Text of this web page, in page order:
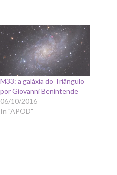
M33: a galáxia do Triângulo
por Giovanni Benintende
06/10/2016
In "APOD"